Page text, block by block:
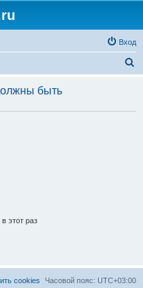
Вход
с
быть
этот раз
Часовой пояс: UTC+03:00
cookies